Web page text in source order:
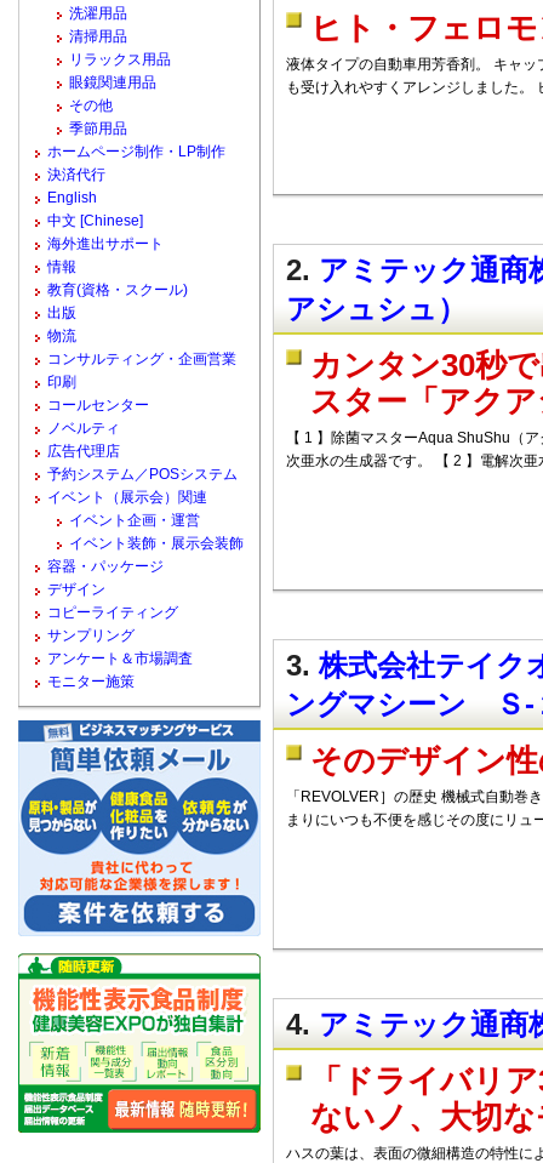
ヒト・フェロ
液体タイプの自動車用芳香剤。 キャ
も受け入れやすくアレンジしました。
2. アミテック通商
アシュシュ）
カンタン30秒
スター「アク
【 1 】除菌マスターAqua ShuShu（
次亜水の生成器です。 【 2 】電解次亜
3.株式会社テイク
ングマシーン Ｓ
そのデザイン
「REVOLVER］の歴史 機械式自動巻
まりにいつも不便を感じその度にリュ
4. アミテック通商
「ドライバリ
ないノ、大切
ハスの葉は、表面の微細構造の特性に
洗濯用品
清掃用品
リラックス用品
眼鏡関連用品
その他
季節用品
ホームページ制作・LP制作
決済代行
English
中文 [Chinese]
海外進出サポート
情報
教育(資格・スクール)
出版
物流
コンサルティング・企画営業
印刷
コールセンター
ノベルティ
広告代理店
予約システム／POSシステム
イベント（展示会）関連
イベント企画・運営
イベント装飾・展示会装飾
容器・パッケージ
デザイン
コピーライティング
サンプリング
アンケート＆市場調査
モニター施策